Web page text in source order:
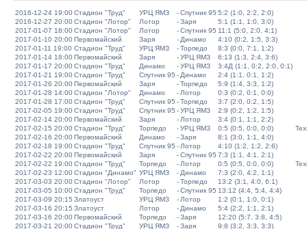
2016-12-24 19:00Стадион "Труд" УРЦ ЯМЗ -Спутник 95 5:2 (1:0, 2:2, 2:0)
2016-12-27 20:00Стадион "Лотор" Лотор -Заря
5:1 (1:1, 1:0, 3:0)
2017-01-07 18:00Стадион "Лотор" Лотор -Спутник 95 11:1 (5:0, 2:0, 4:1)
2017-01-10 20:00Первомайский Заря - Динамо
4:10 (0:2, 1:5, 3:3)
2017-01-11 19:00 Стадион "Труд" УРЦ ЯМЗ -Торпедо
8:3 (0:0, 7:1, 1:2)
2017-01-14 18:00Первомайский Заря -УРЦ ЯМЗ
6:13 (1:3, 2:4, 3:6)
2017-01-17 20:00Стадион "Труд" Динамо -УРЦ ЯМЗ
3:4Д (1:1, 0:2, 2:0, 0:1)
2017-01-21 19:00Стадион "Труд" Спутник 95 - Динамо
2:4 (1:1, 0:1, 1:2)
2017-01-26 20:00Первомайский Заря -Торпедо
5:9 (1:4, 3:3, 1:2)
2017-01-28 14:00Стадион "Лотор" Динамо - Лотор
0:3 (0:2, 0:1, 0:0)
2017-01-28 17:00Стадион "Труд" Спутник 95 -Торпедо
3:7 (2:0, 0:2, 1:5)
2017-02-05 19:00Стадион "Труд" Спутник 95 -УРЦ ЯМЗ
2:9 (0:2, 1:2, 1:5)
2017-02-14 20:00Первомайский Заря - Лотор
3:4 (0:1, 1:1, 2:2)
2017-02-15 20:00Стадион "Труд" Торпедо -УРЦ ЯМЗ 0:5 (0:5, 0:0, 0:0)
2017-02-16 20:00Первомайский Динамо -Заря
8:1 (3:0, 1:1, 4:0)
2017-02-18 19:00Стадион "Труд" Спутник 95 - Лотор
4:10 (1:2, 1:2, 2:6)
2017-02-22 20:00Первомайский Заря -Спутник 95 7:3 (1:1, 4:1, 2:1)
2017-02-22 19:00Стадион "Труд" Торпедо - Лотор 0:5 (0:5, 0:0, 0:0)
2017-02-23 12:00Стадион "Динамо" УРЦ ЯМЗ - Динамо
7:3 (2:0, 4:2, 1:1)
2017-03-03 20:00Стадион "Лотор" Лотор -Торпедо
13:2 (3:1, 4:0, 6:1)
2017-03-05 10:00Стадион "Труд" Торпедо -Спутник 95 13:12 (4:4, 5:4, 4:4)
2017-03-09 20:15 Златоуст УРЦ ЯМЗ - Лотор
1:2 (0:1, 1:0, 0:1)
2017-03-16 20:15 Златоуст Лотор - Динамо
5:4 (2:2, 1:1, 2:1)
2017-03-16 20:00Первомайский Торпедо -Заря
12:20 (5:7, 3:8, 4:5)
2017-03-21 20:00Стадион "Труд" УРЦ ЯМЗ -Заря
9:8 (3:2, 3:3, 3:3)